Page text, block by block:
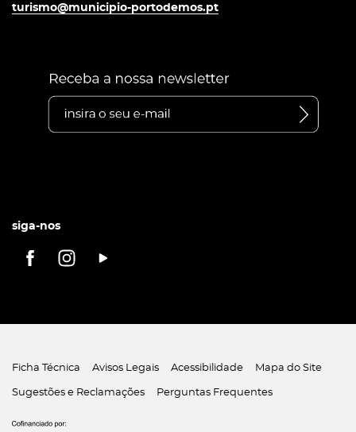
turismo@municipio-portodemos.pt
siga-nos
Ficha Técnica Avisos Legais Acessibilidade Mapa do Site
Sugestões e Reclamações Perguntas Frequentes